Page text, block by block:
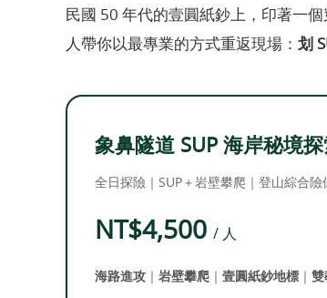
民國 50 年代的壹圓紙鈔上，印著一
人帶你以最專業的方式重返現場： 划
象鼻隧道 SUP 海岸秘境
全日探險｜SUP＋岩壁攀爬｜登山綜合險
NT$4,500 / 人
海路進攻 ｜ 岩壁攀爬 ｜ 壹圓紙鈔地標 ｜